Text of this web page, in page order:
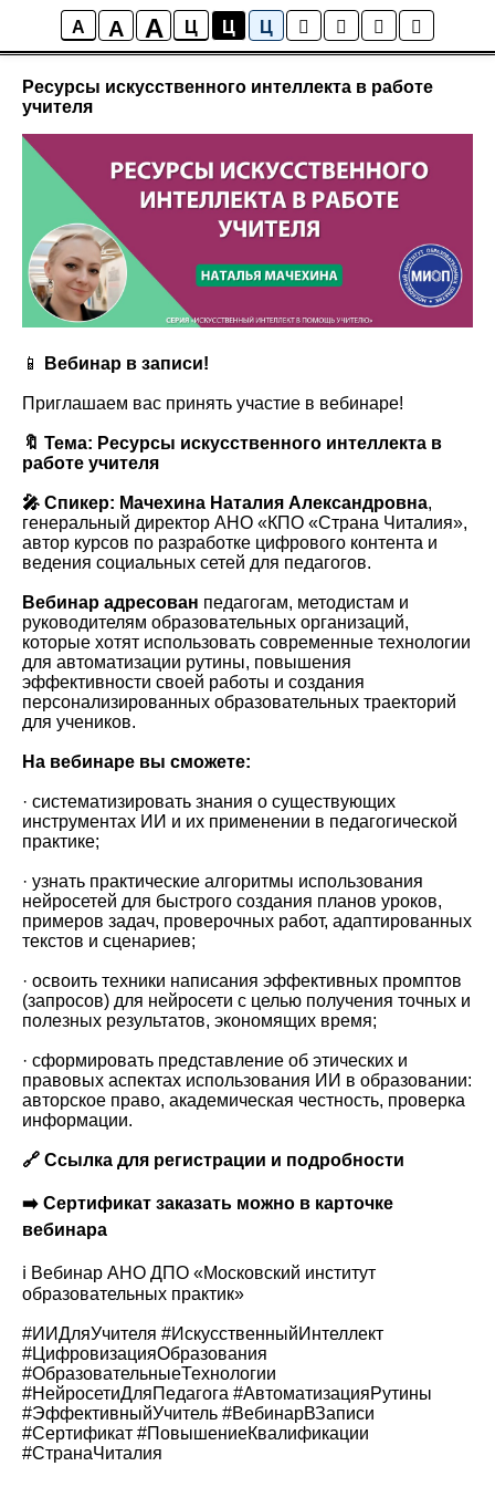
A A A Ц Ц Ц
Новости
Ресурсы искусственного интеллекта в работе
учителя
📱 Вебинар в записи!
Приглашаем вас принять участие в вебинаре!
🔖 Тема: Ресурсы искусственного интеллекта в
работе учителя
🎤 Спикер: Мачехина Наталия Александровна,
генеральный директор АНО «КПО «Страна Читалия»,
автор курсов по разработке цифрового контента и
ведения социальных сетей для педагогов.
Вебинар адресован педагогам, методистам и
руководителям образовательных организаций,
которые хотят использовать современные технологии
для автоматизации рутины, повышения
эффективности своей работы и создания
персонализированных образовательных траекторий
для учеников.
На вебинаре вы сможете:
· систематизировать знания о существующих
инструментах ИИ и их применении в педагогической
практике;
· узнать практические алгоритмы использования
нейросетей для быстрого создания планов уроков,
примеров задач, проверочных работ, адаптированных
текстов и сценариев;
· освоить техники написания эффективных промптов
(запросов) для нейросети с целью получения точных и
полезных результатов, экономящих время;
· сформировать представление об этических и
правовых аспектах использования ИИ в образовании:
авторское право, академическая честность, проверка
информации.
🔗 Ссылка для регистрации и подробности
➡️ Сертификат заказать можно в карточке
вебинара
ℹ️ Вебинар АНО ДПО «Московский институт
образовательных практик»
#ИИДляУчителя #ИскусственныйИнтеллект
#ЦифровизацияОбразования
#ОбразовательныеТехнологии
#НейросетиДляПедагога #АвтоматизацияРутины
#ЭффективныйУчитель #ВебинарВЗаписи
#Сертификат #ПовышениеКвалификации
#СтранаЧиталия